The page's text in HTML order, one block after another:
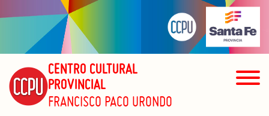
CENTRO CULTURAL
PROVINCIAL
FRANCISCO PACO URONDO